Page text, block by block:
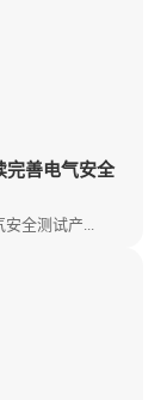
完善电气安全
全测试产...